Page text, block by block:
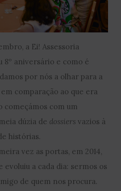
a Ei! Assessoria
8º aniversário e como é
por nós a olhar para a
comparação ao que era
começámos com um
dúzia de dossiers vazios à
histórias.
vez as portas, em 2014,
evoluiu a cada dia: sermos os
de quem nos procura.